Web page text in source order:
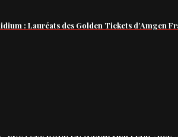
: Lauréats des Golden Tickets d’Amgen